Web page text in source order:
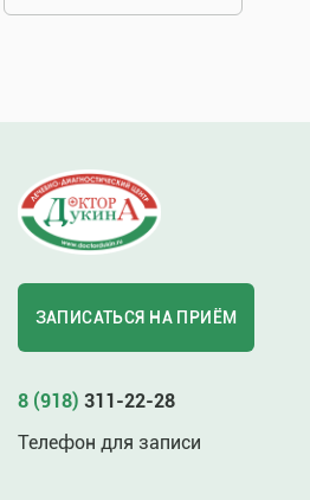
ЗАПИСАТЬСЯ НА ПРИЁМ
8 (918) 311-22-28
Телефон для записи